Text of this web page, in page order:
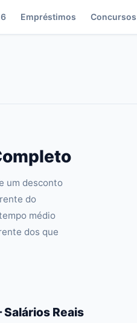
Empréstimos Concursos
um desconto
do
médio
dos que
Reais